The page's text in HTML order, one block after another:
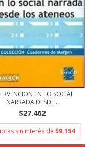
EN LO SOCIAL
NARRADA DESDE...
$27.462
sin interés de $9.154